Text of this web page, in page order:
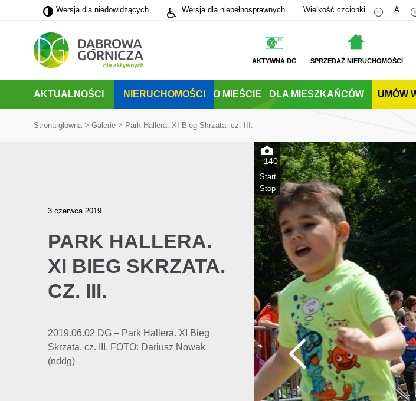
PRZEJDŹ DO MENU GŁÓWNEGO
PRZEJDŹ DO WYSZUKIWARKI
PRZEJDŹ DO TREŚCI
Wersja dla niedowidzących
Wersja dla niedowidzących Wersja dla niepełnosprawnych Wielkość czcionki A
AKTYWNA DG SPRZEDAŻ NIERUCHOMOŚCI
AKTUALNOŚCI NIERUCHOMOŚCI O MIEŚCIE DLA MIESZKAŃCÓW UMÓW
Strona główna > Galerie > Park Hallera. XI Bieg Skrzata. cz. III.
3 czerwca 2019
PARK HALLERA.
XI BIEG SKRZATA.
CZ. III.
140
Start
Stop
2019.06.02 DG – Park Hallera. XI Bieg
Skrzata. cz. III. FOTO: Dariusz Nowak
(nddg)